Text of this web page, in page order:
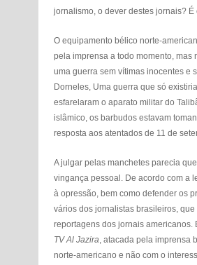
jornalismo, o dever destes jornais?
O equipamento bélico norte-
pela imprensa a todo momento, mas
uma guerra sem vítimas inocentes e
Dorneles, Uma guerra que só
esfarelaram o aparato militar do
islâmico, os barbudos estavam
resposta aos atentados de 11 de
A julgar pelas manchetes parecia
vingança pessoal. De acordo com a
à opressão, bem como defender os
vários dos jornalistas brasileiros,
reportagens dos jornais
TV Al Jazira, atacada pela imprensa
norte-americano e não com o